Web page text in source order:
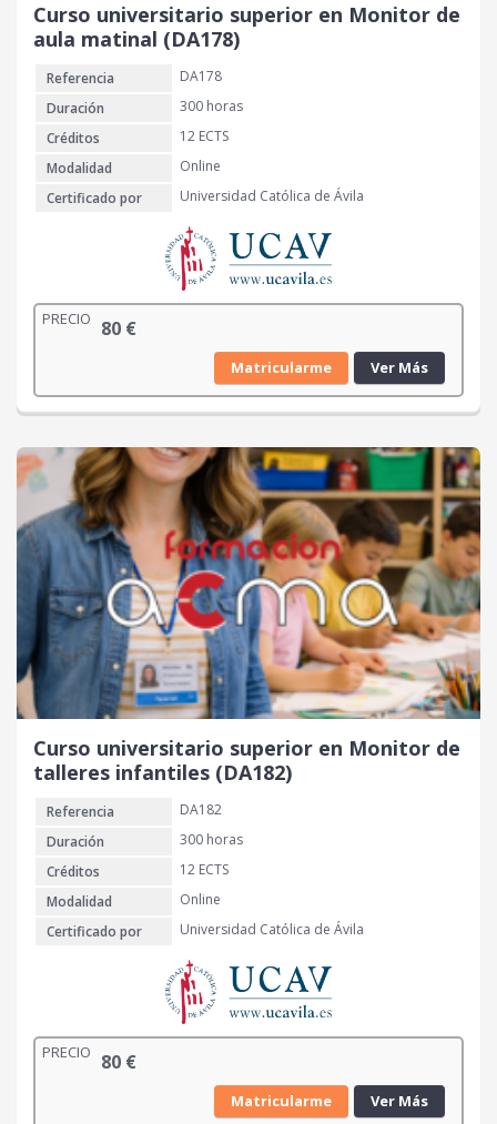
Curso universitario superior en Monitor de
aula matinal (DA178)
Referencia
DA178
Duración
300 horas
Créditos
12 ECTS
Modalidad
Online
Certificado por
Universidad Católica de Ávila
PRECIO 80 €
Matricularme Ver Más
Curso universitario superior en Monitor de
talleres infantiles (DA182)
Referencia
DA182
Duración
300 horas
Créditos
12 ECTS
Modalidad
Online
Certificado por
Universidad Católica de Ávila
PRECIO 80 €
Matricularme Ver Más